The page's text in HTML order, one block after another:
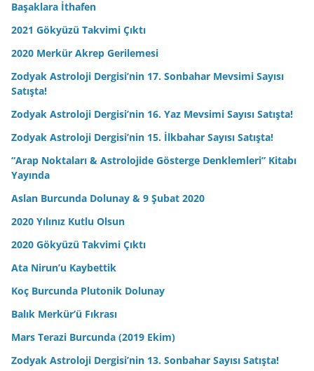
Başaklara İthafen
2021 Gökyüzü Takvimi Çıktı
2020 Merkür Akrep Gerilemesi
Zodyak Astroloji Dergisi’nin 17. Sonbahar Mevsimi Sayısı
Satışta!
Zodyak Astroloji Dergisi’nin 16. Yaz Mevsimi Sayısı Satışta!
Zodyak Astroloji Dergisi’nin 15. İlkbahar Sayısı Satışta!
“Arap Noktaları & Astrolojide Gösterge Denklemleri” Kitabı
Yayında
Aslan Burcunda Dolunay & 9 Şubat 2020
2020 Yılınız Kutlu Olsun
2020 Gökyüzü Takvimi Çıktı
Ata Nirun’u Kaybettik
Koç Burcunda Plutonik Dolunay
Balık Merkür’ü Fıkrası
Mars Terazi Burcunda (2019 Ekim)
Zodyak Astroloji Dergisi’nin 13. Sonbahar Sayısı Satışta!